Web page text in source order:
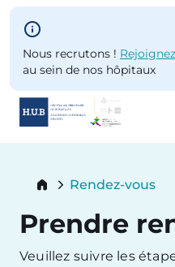
Skip to main content
Nous recrutons !
au sein de nos hôpitaux
content
Breadcrumb
Rendez-vous
Prendre
Veuillez suivre les